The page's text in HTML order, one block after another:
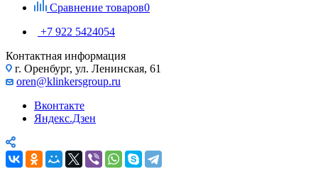
Сравнение товаров0
+7 922 5424054
Контактная информация
г. Оренбург, ул. Ленинская, 61
oren@klinkersgroup.ru
Вконтакте
Яндекс.Дзен